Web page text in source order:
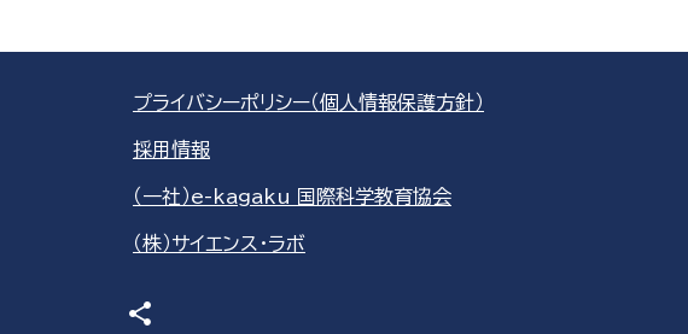
プライバシーポリシー（個人情報保護方針）
採用情報
（一社）e-kagaku 国際科学教育協会
（株）サイエンス・ラボ
share